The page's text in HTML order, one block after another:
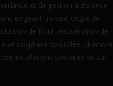
et de gestion à distance
exigeant un haut degré de
de froid, récupération de
atmosphère contrôlée, chambre
installations spéciales ou sur-